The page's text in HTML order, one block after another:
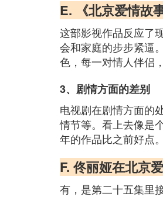
E. 《北京爱情故
这部影视作品反应了
会和家庭的步步紧逼
色，每一对情人伴侣
3、剧情方面的差别
电视剧在剧情方面的
情节等。看上去像是
年的作品比之前好点
F. 佟丽娅在北京
有，是第二十五集里